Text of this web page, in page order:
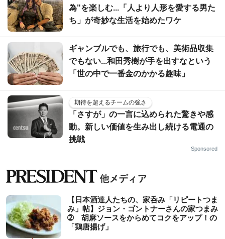
為"を楽しむ...「人より人形を愛する男た
ち」が奇妙な生活を始めたワケ
ギャンブルでも、旅行でも、美術品収集
でもない...和田秀樹が手を出すなという
「世の中で一番金のかかる趣味」
期待を超えるチームの強さ
「さすが」の一言に込められた驚きや感
動。新しい価値を生み出し続ける電通の
挑戦
Sponsored
【日本酒達人たちの、家呑み「リピートつま
み」帖】ジョン・ゴントナーさんの家つまみ
➁ 胡麻ソースをからめてコクをアップ！の
「鶏唐揚げ」